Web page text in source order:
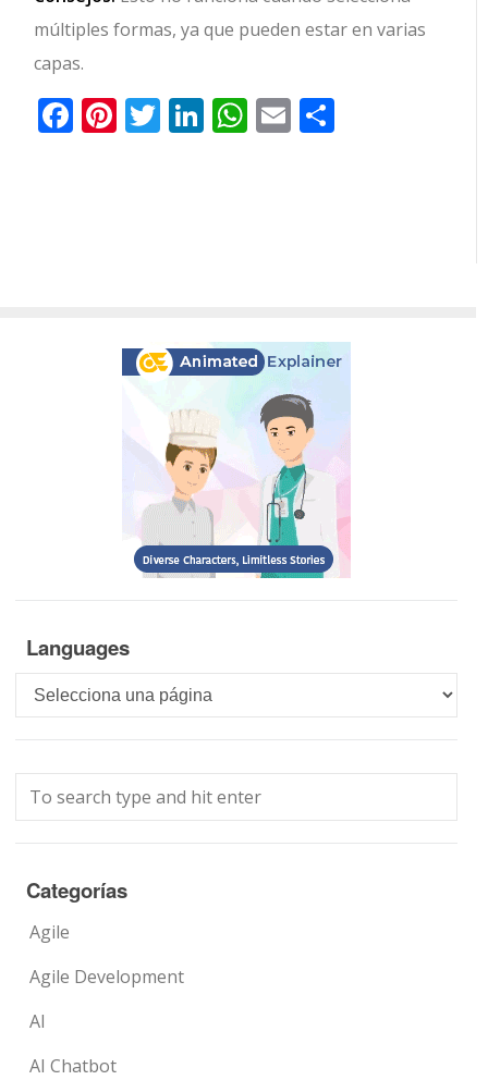
múltiples formas, ya que pueden estar en varias
capas.
Facebook
Pinterest
Twitter
LinkedIn
WhatsApp
Email
Languages
Languages
Categorías
Agile
Agile Development
AI
AI Chatbot